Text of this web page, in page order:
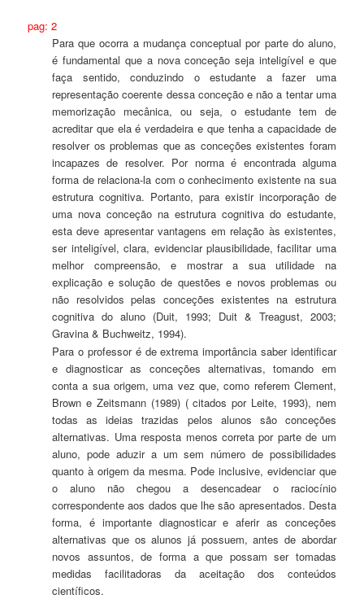
pag: 2
Para que ocorra a mudança conceptual por parte do aluno,
é fundamental que a nova conceção seja inteligível e que
faça sentido, conduzindo o estudante a fazer uma
representação coerente dessa conceção e não a tentar uma
memorização mecânica, ou seja, o estudante tem de
acreditar que ela é verdadeira e que tenha a capacidade de
resolver os problemas que as conceções existentes foram
incapazes de resolver. Por norma é encontrada alguma
forma de relaciona-la com o conhecimento existente na sua
estrutura cognitiva. Portanto, para existir incorporação de
uma nova conceção na estrutura cognitiva do estudante,
esta deve apresentar vantagens em relação às existentes,
ser inteligível, clara, evidenciar plausibilidade, facilitar uma
melhor compreensão, e mostrar a sua utilidade na
explicação e solução de questões e novos problemas ou
não resolvidos pelas conceções existentes na estrutura
cognitiva do aluno (Duit, 1993; Duit & Treagust, 2003;
Gravina & Buchweitz, 1994).
Para o professor é de extrema importância saber identificar
e diagnosticar as conceções alternativas, tomando em
conta a sua origem, uma vez que, como referem Clement,
Brown e Zeitsmann (1989) ( citados por Leite, 1993), nem
todas as ideias trazidas pelos alunos são conceções
alternativas. Uma resposta menos correta por parte de um
aluno, pode aduzir a um sem número de possibilidades
quanto à origem da mesma. Pode inclusive, evidenciar que
o aluno não chegou a desencadear o raciocínio
correspondente aos dados que lhe são apresentados. Desta
forma, é importante diagnosticar e aferir as conceções
alternativas que os alunos já possuem, antes de abordar
novos assuntos, de forma a que possam ser tomadas
medidas facilitadoras da aceitação dos conteúdos
científicos.